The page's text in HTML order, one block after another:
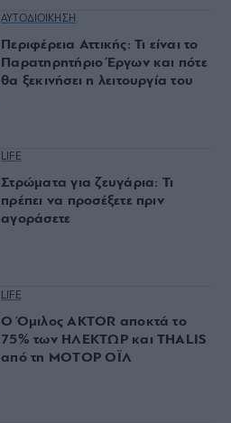
ΑΥΤΟΔΙΟΙΚΗΣΗ
Περιφέρεια Αττικής: Τι είναι το
Παρατηρητήριο Έργων και πότε
θα ξεκινήσει η λειτουργία του
LIFE
Στρώματα για ζευγάρια: Τι
πρέπει να προσέξετε πριν
αγοράσετε
LIFE
Ο Όμιλος AKTOR αποκτά το
75% των ΗΛΕΚΤΩΡ και THALIS
από τη ΜΟΤΟΡ ΟΪΛ